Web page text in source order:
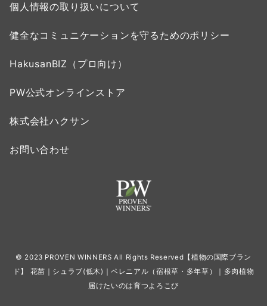
個人情報の取り扱いについて
健全なコミュニケーションを守るためのポリシー
HakusanBIZ（プロ向け）
PW公式オンラインストア
株式会社ハクサン
お問い合わせ
© 2023 PROVEN WINNERS All Rights Reserved【植物の国際ブラン
ド】 花苗｜シュラブ(低木)｜ペレニアル（宿根草・多年草）｜多肉植物
届けたいのは育つよろこび